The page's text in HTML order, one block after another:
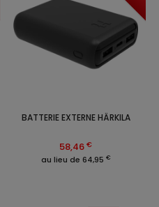
BATTERIE EXTERNE HÄRKILA
58,46 €
au lieu de 64,95 €